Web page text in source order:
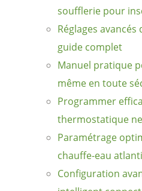
soufflerie pour
Réglages avancés
guide complet
Manuel pratique
même en toute
Programmer
thermostatique
Paramétrage
chauffe-eau
Configuration